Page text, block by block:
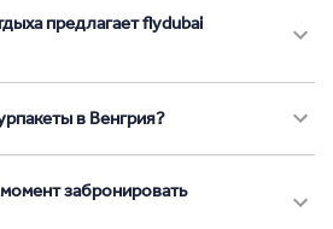
предлагает flydubai
в Венгрия?
забронировать